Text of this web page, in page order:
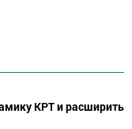
КРТ и расширить